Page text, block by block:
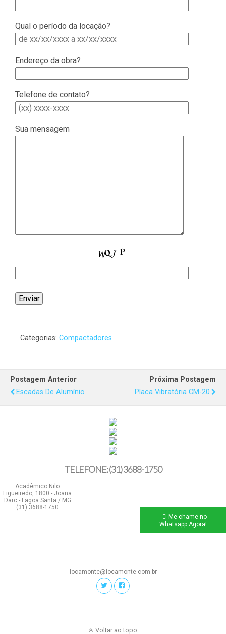
Qual o período da locação?
Endereço da obra?
Telefone de contato?
Sua mensagem
Categorias: Compactadores
Postagem Anterior
Escadas De Alumínio
Próxima Postagem
Placa Vibratória CM-20
TELEFONE: (31) 3688-1750
Acadêmico Nilo
Figueiredo, 1800 - Joana
Darc - Lagoa Santa / MG
(31) 3688-1750
locamonte@locamonte.com.br
Me chame no
Whatsapp Agora!
Voltar ao topo